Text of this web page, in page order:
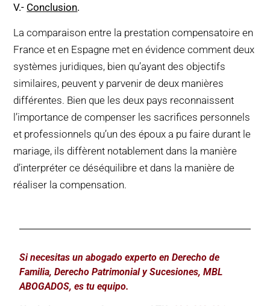
V.- Conclusion.
La comparaison entre la prestation compensatoire en
France et en Espagne met en évidence comment deux
systèmes juridiques, bien qu’ayant des objectifs
similaires, peuvent y parvenir de deux manières
différentes. Bien que les deux pays reconnaissent
l’importance de compenser les sacrifices personnels
et professionnels qu’un des époux a pu faire durant le
mariage, ils diffèrent notablement dans la manière
d’interpréter ce déséquilibre et dans la manière de
réaliser la compensation.
Si necesitas un abogado experto en Derecho de
Familia, Derecho Patrimonial y Sucesiones, MBL
ABOGADOS, es tu equipo.